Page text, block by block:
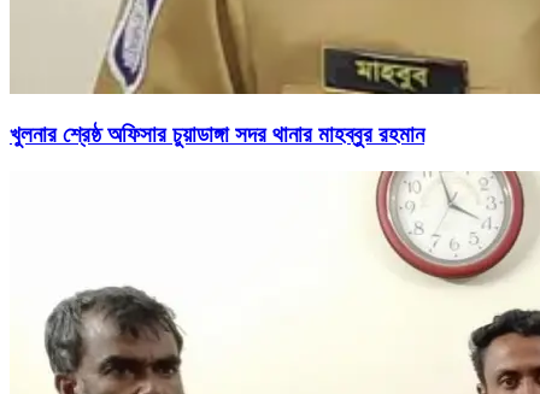
খুলনার শ্রেষ্ঠ অফিসার চুয়াডাঙ্গা সদর থানার মাহব্বুর রহমান